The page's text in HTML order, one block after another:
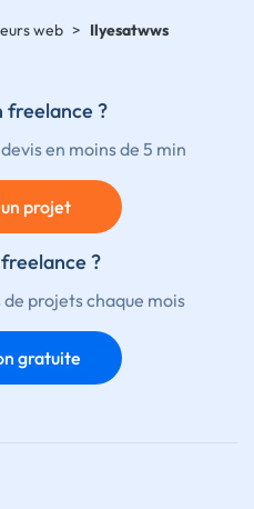
web > Ilyesatwws
freelance ?
en moins de 5 min
projet
?
projets chaque mois
gratuite